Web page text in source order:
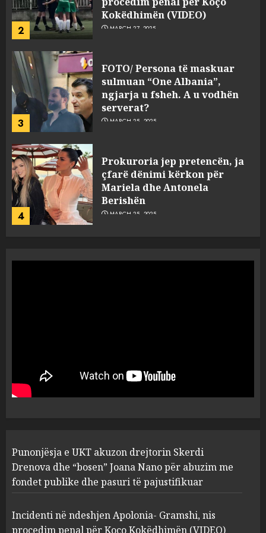
3
serverat?
MARCH 25, 2025
4
Prokuroria jep pretencën, ja
çfarë dënimi kërkon për
Mariela dhe Antonela
Berishën
MARCH 25, 2025
5
“Ai që drejtonte makinën më
ngjau me Talo Çelën”,
dëshmia e Nuredin Dumanit
flet për PERSONAT që e
plagosën!
2
procedim penal për Koço
Kokëdhimën (VIDEO)
MARCH 27, 2025
3
sulmuan “One Albania”,
ngjarja u fsheh. A u vodhën
serverat?
MARCH 25, 2025
Punonjësja e UKT akuzon drejtorin Skerdi
Drenova dhe “bosen” Joana Nano për abuzim me
fondet publike dhe pasuri të pajustifikuar
Incidenti në ndeshjen Apolonia- Gramshi, nis
procedim penal për Koço Kokëdhimën (VIDEO)